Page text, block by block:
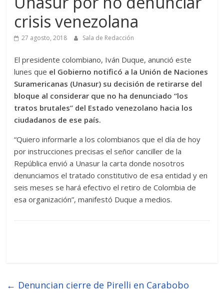
crisis venezolana
27 agosto, 2018 Sala de Redacción
El presidente colombiano, Iván Duque, anunció este
lunes que el Gobierno notificó a la Unión de Naciones
Suramericanas (Unasur) su decisión de retirarse del
bloque al considerar que no ha denunciado “los
tratos brutales” del Estado venezolano hacia los
ciudadanos de ese país.
“Quiero informarle a los colombianos que el día de hoy
por instrucciones precisas el señor canciller de la
República envió a Unasur la carta donde nosotros
denunciamos el tratado constitutivo de esa entidad y en
seis meses se hará efectivo el retiro deColombia de
esa organización”, manifestó Duque a medios.
← Denuncian cierre de Pirelli en Carabobo